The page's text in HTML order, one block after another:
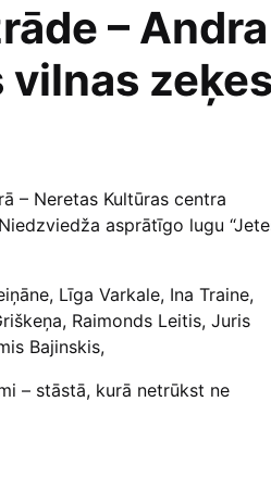
– Andra
– Neretas Kultūras centra
asprātīgo lugu
Līga Varkale, Ina Traine,
Raimonds Leitis, Juris
Bajinskis,
– stāstā, kurā netrūkst ne